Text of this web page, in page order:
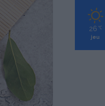
26 ℃
jeu